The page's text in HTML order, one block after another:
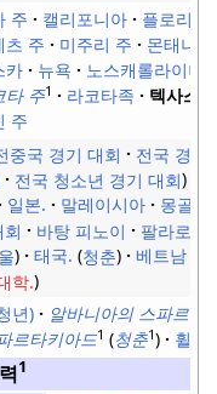
주 캘리포니아
플로리다
츠 주
미주리 주
몬태나
카
뉴욕
노스캐롤라이나
타 주1 라코타족
텍사스
주
중국 경기 대회
전국 경기
전국 청소년 경기 대회
일본. 말레이시아 몽골
바탕 피노이 팔라로
태국. 청춘 베트남
학.
년)
알바니아의 스파르타
르타키아드1 청춘1 휠
1